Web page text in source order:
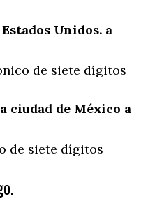
Unidos. a
de siete dígitos
ciudad de México a
de siete dígitos